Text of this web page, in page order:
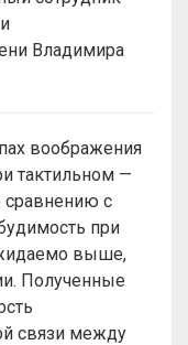
Владимира
воображения
тактильном —
сравнению с
при
выше,
Полученные
связи между